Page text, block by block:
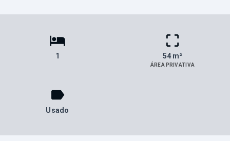
1 54 m²
ÁREA PRIVATIVA
Usado